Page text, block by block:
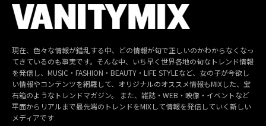
現在、色々な情報が錯乱する中、どの情報が旬で正しいのかわからなくなっ
てきているのも事実です。そんな中、いち早く世界各地の旬なトレンド情報
を発信し、MUSIC・FASHION・BEAUTY・LIFE STYLEなど、女の子が今欲し
い情報やコンテンツを網羅して、オリジナルのオススメ情報もMIXした、宝
石箱のようなトレンドマガジン。 また、雑誌・WEB・映像・イベントなど
平面からリアルまで最先端のトレンドをMIXして情報を発信していく新しい
メディアです